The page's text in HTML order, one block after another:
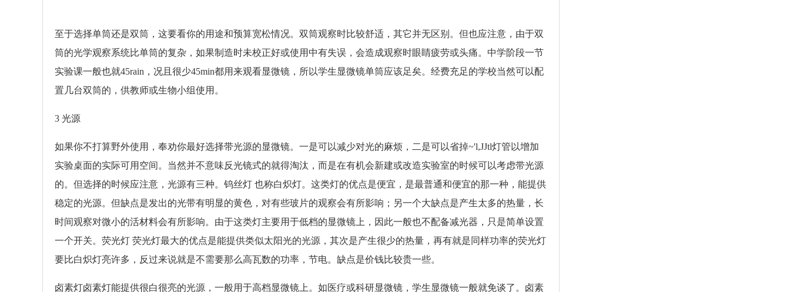
至于选择单筒还是双筒，这要看你的用途和预算宽松情况。双筒观察时比较舒适，其它并无区别。但也应注意，由于双
筒的光学观察系统比单筒的复杂，如果制造时未校正好或使用中有失误，会造成观察时眼睛疲劳或头痛。中学阶段一节
实验课一般也就45rain，况且很少45min都用来观看显微镜，所以学生显微镜单筒应该足矣。经费充足的学校当然可以配
置几台双筒的，供教师或生物小组使用。
3 光源
如果你不打算野外使用，奉劝你最好选择带光源的显微镜。一是可以减少对光的麻烦，二是可以省掉~'l,JJtl灯管以增加
实验桌面的实际可用空间。当然并不意味反光镜式的就得淘汰，而是在有机会新建或改造实验室的时候可以考虑带光源
的。但选择的时候应注意，光源有三种。钨丝灯 也称白炽灯。这类灯的优点是便宜，是最普通和便宜的那一种，能提供
稳定的光源。但缺点是发出的光带有明显的黄色，对有些玻片的观察会有所影响；另一个大缺点是产生太多的热量，长
时间观察对微小的活材料会有所影响。由于这类灯主要用于低档的显微镜上，因此一般也不配备减光器，只是简单设置
一个开关。荧光灯 荧光灯最大的优点是能提供类似太阳光的光源，其次是产生很少的热量，再有就是同样功率的荧光灯
要比白炽灯亮许多，反过来说就是不需要那么高瓦数的功率，节电。缺点是价钱比较贵一些。
卤素灯卤素灯能提供很白很亮的光源，一般用于高档显微镜上。如医疗或科研显微镜，学生显微镜一般就免谈了。卤素